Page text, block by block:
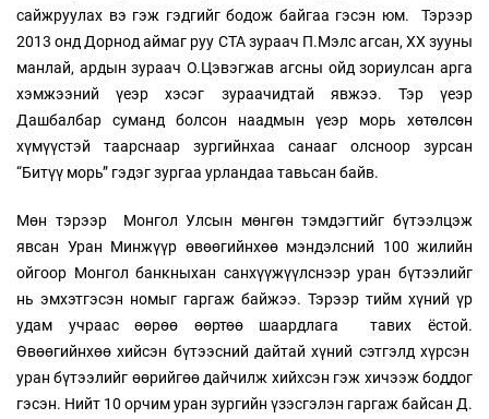
сайжруулах вэ гэж гэдгийг бодож байгаа гэсэн юм. Тэрээр
2013 онд Дорнод аймаг руу СТА зураач П.Мэлс агсан, ХХ зууны
манлай, ардын зураач О.Цэвэгжав агсны ойд зориулсан арга
хэмжээний үеэр хэсэг зураачидтай явжээ. Тэр үеэр
Дашбалбар суманд болсон наадмын үеэр морь хөтөлсөн
хүмүүстэй таарснаар зургийнхаа санааг олсноор зурсан
“Битүү морь” гэдэг зургаа урландаа тавьсан байв.
Мөн тэрээр Монгол Улсын мөнгөн тэмдэгтийг бүтээлцэж
явсан Уран Минжүүр өвөөгийнхөө мэндэлсний 100 жилийн
ойгоор Монгол банкныхан санхүүжүүлснээр уран бүтээлийг
нь эмхэтгэсэн номыг гаргаж байжээ. Тэрээр тийм хүний үр
удам учраас өөрөө өөртөө шаардлага тавих ёстой.
Өвөөгийнхөө хийсэн бүтээсний дайтай хүний сэтгэлд хүрсэн
уран бүтээлийг өөрийгөө дайчилж хийхсэн гэж хичээж боддог
гэсэн. Нийт 10 орчим уран зургийн үзэсгэлэн гаргаж байсан Д.